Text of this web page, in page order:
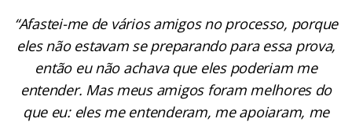
“Afastei-me de vários amigos no processo, porque
eles não estavam se preparando para essa prova,
então eu não achava que eles poderiam me
entender. Mas meus amigos foram melhores do
que eu: eles me entenderam, me apoiaram, me